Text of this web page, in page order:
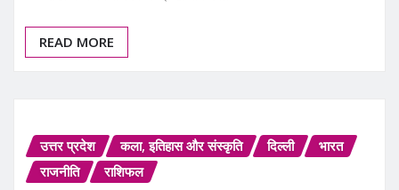
READ MORE
उत्तर प्रदेश कला, इतिहास और संस्कृति दिल्ली
भारत
राजनीति
राशिफल